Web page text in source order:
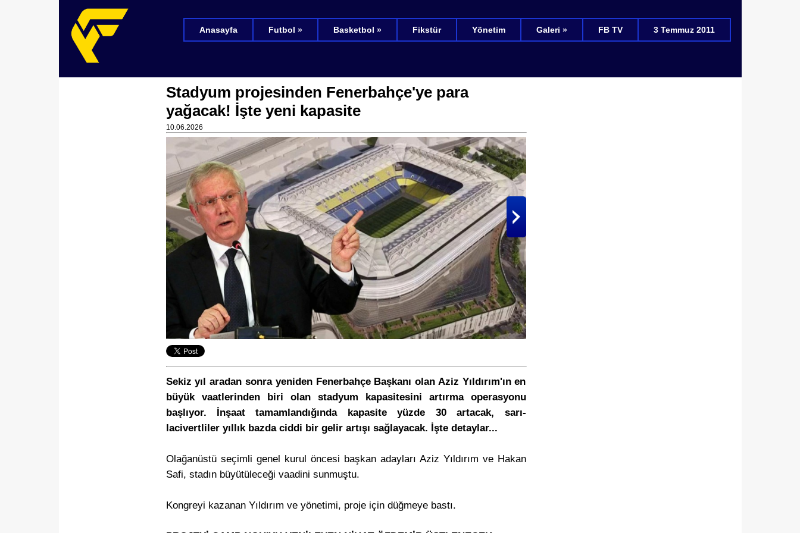
Anasayfa Futbol » Basketbol » Fikstür Yönetim Galeri » FB TV 3 Temmuz 2011
Stadyum projesinden Fenerbahçe'ye para
yağacak! İşte yeni kapasite
10.06.2026
Sekiz yıl aradan sonra yeniden Fenerbahçe Başkanı olan Aziz Yıldırım'ın en
büyük vaatlerinden biri olan stadyum kapasitesini artırma operasyonu
başlıyor. İnşaat tamamlandığında kapasite yüzde 30 artacak, sarı-
lacivertliler yıllık bazda ciddi bir gelir artışı sağlayacak. İşte detaylar...
Olağanüstü seçimli genel kurul öncesi başkan adayları Aziz Yıldırım ve Hakan
Safi, stadın büyütüleceği vaadini sunmuştu.
Kongreyi kazanan Yıldırım ve yönetimi, proje için düğmeye bastı.